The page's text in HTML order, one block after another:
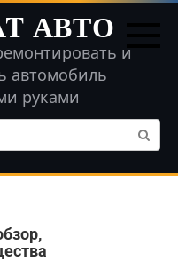
АВТО
и
автомобиль
руками